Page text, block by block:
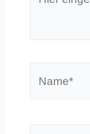
eingeben…